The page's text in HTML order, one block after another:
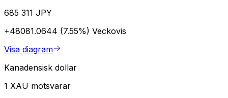
685 311 JPY
+48081.0644 (7.55%) Veckovis
Visa diagram
Kanadensisk dollar
1 XAU motsvarar